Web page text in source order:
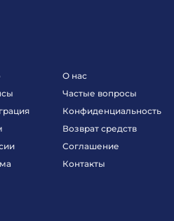
О нас
Частые вопросы
Конфиденциальность
Возврат средств
Соглашение
Контакты